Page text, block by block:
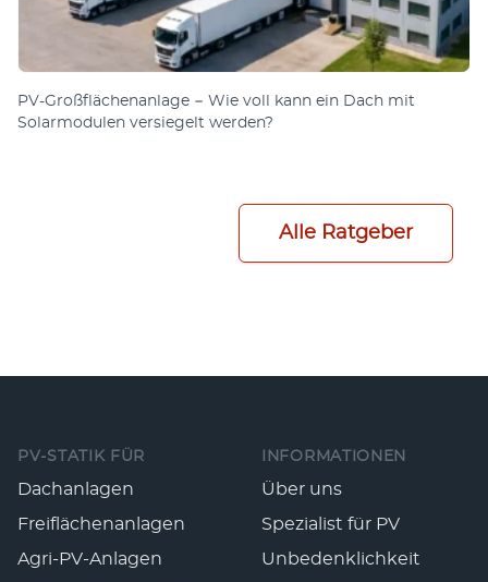
PV-Großflächenanlage − Wie voll kann ein Dach mit
Solarmodulen versiegelt werden?
Alle Ratgeber
PV-STATIK FÜR
Dachanlagen
Freiflächenanlagen
Agri-PV-Anlagen
INFORMATIONEN
Über uns
Spezialist für PV
Unbedenklichkeit